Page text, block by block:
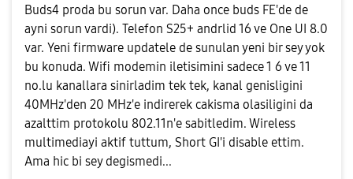
Buds4 proda bu sorun var. Daha once buds FE'de de
ayni sorun vardi). Telefon S25+ andrlid 16 ve One UI 8.0
var. Yeni firmware updatele de sunulan yeni bir sey yok
bu konuda. Wifi modemin iletisimini sadece 1 6 ve 11
no.lu kanallara sinirladim tek tek, kanal genisligini
40MHz'den 20 MHz'e indirerek cakisma olasiligini da
azalttim protokolu 802.11n'e sabitledim. Wireless
multimediayi aktif tuttum, Short GI'i disable ettim.
Ama hic bi sey degismedi...